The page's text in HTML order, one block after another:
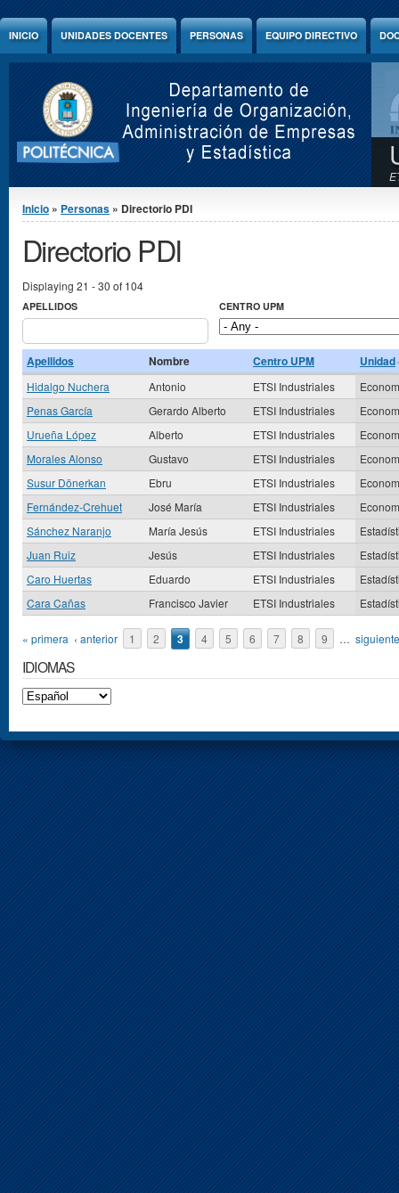
Jump to Content
INICIO UNIDADES DOCENTES PERSONAS EQUIPO DIRECTIVO
Se encuentra usted aquí
Inicio » Personas » Directorio PDI
Directorio PDI
Displaying 21 - 30 of 104
APELLIDOS CENTRO UPM
Apellidos Nombre Centro UPM Unidad
Hidalgo Nuchera Antonio ETSI Industriales
Penas García
Gerardo Alberto ETSI Industriales
Urueña López
Alberto ETSI Industriales
Morales Alonso
Gustavo ETSI Industriales
Susur Dönerkan
Ebru ETSI Industriales
Fernández-Crehuet
José María ETSI Industriales
Sánchez Naranjo
María Jesús ETSI Industriales
Juan Ruiz
Jesús ETSI Industriales
Caro Huertas
Eduardo ETSI Industriales
Cara Cañas
Francisco Javier ETSI Industriales
Páginas
« primera ‹ anterior 1 2 3 4 5 6 7 8 9 …
IDIOMAS